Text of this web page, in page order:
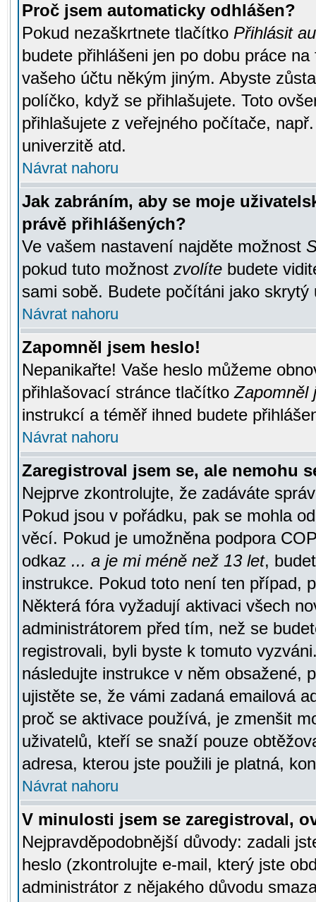
Proč jsem automaticky odhlášen?
Pokud nezaškrtnete tlačítko Přihlásit
budete přihlášeni jen po dobu práce
vašeho účtu někým jiným. Abyste
políčko, když se přihlašujete. Toto
přihlašujete z veřejného počítače,
univerzitě atd.
Návrat nahoru
Jak zabráním, aby se moje
právě přihlášených?
Ve vašem nastavení najděte možnost
pokud tuto možnost zvolíte budete
sami sobě. Budete počítáni jako skrytý
Návrat nahoru
Zapomněl jsem heslo!
Nepanikařte! Vaše heslo můžeme
přihlašovací stránce tlačítkoZapomněl
instrukcí a téměř ihned budete
Návrat nahoru
Zaregistroval jsem se, ale nemohu
Nejprve zkontrolujte, že zadáváte
Pokud jsou v pořádku, pak se mohla
věcí. Pokud je umožněna podpora
odkaz ... a je mi méně než 13 let,
instrukce. Pokud toto není ten případ,
Některá fóra vyžadují aktivaci všech
administrátorem před tím, než se
registrovali, byli byste k tomuto
následujte instrukce v něm obsažené,
ujistěte se, že vámi zadaná emailová
proč se aktivace používá, je zmenšit
uživatelů, kteří se snaží pouze
adresa, kterou jste použili je platná,
Návrat nahoru
V minulosti jsem se zaregistroval,
Nejpravděpodobnější důvody: zadali
heslo (zkontrolujte e-mail, který jste
administrátor z nějakého důvodu